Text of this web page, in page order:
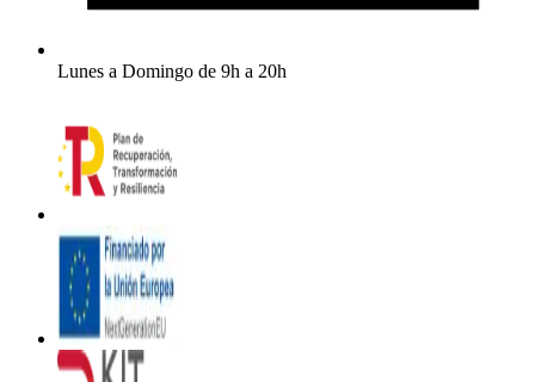
Lunes a Domingo de 9h a 20h